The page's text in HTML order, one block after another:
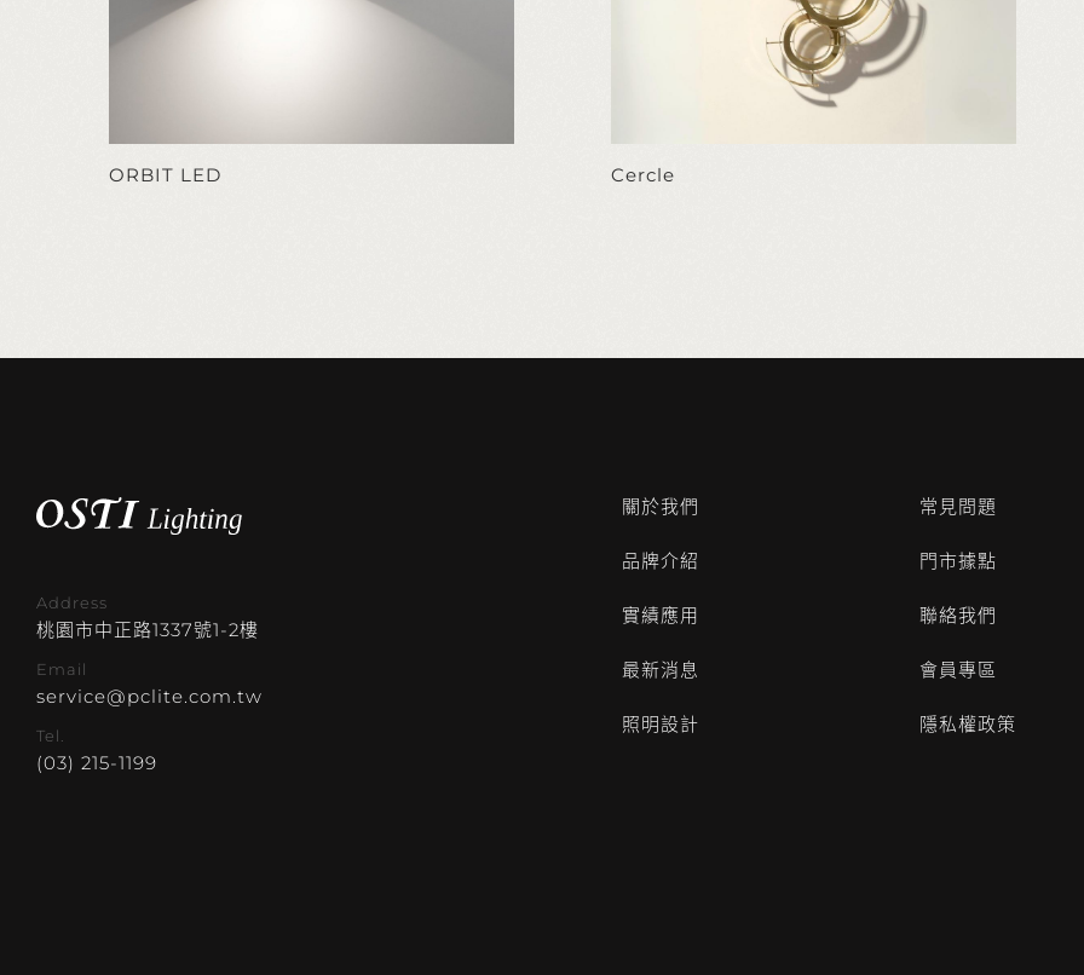
ORBIT LED Cercle
Address
桃園市中正路1337號1-2樓
Email
service@pclite.com.tw
Tel.
(03) 215-1199
關於我們
品牌介紹
實績應用
最新消息
照明設計
常見問題
門市據點
聯絡我們
會員專區
隱私權政策